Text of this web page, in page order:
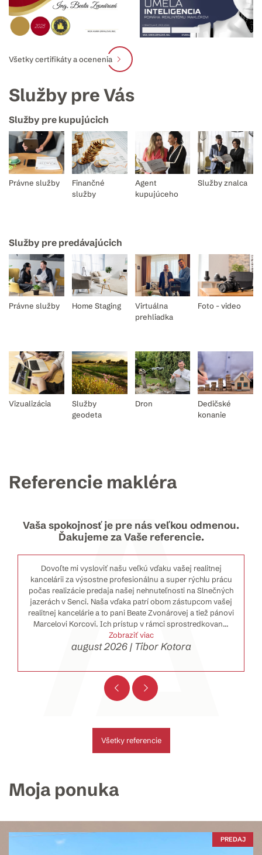
Všetky certifikáty a ocenenia
Služby pre Vás
Služby pre kupujúcich
Právne služby
Finančné
služby
Agent
kupujúceho
Služby znalca
Služby pre predávajúcich
Právne služby Home Staging
Virtuálna
prehliadka
Foto - video
Vizualizácia
Služby
geodeta
Dron
Dedičské
konanie
Referencie makléra
Vaša spokojnosť je pre nás veľkou odmenou.
Ďakujeme za Vaše referencie.
Dovoľte mi vysloviť našu veľkú vďaku vašej realitnej
kancelárii za výsostne profesionálnu a super rýchlu prácu
počas realizácie predaja našej nehnuteľnosti na Slnečných
jazerách v Senci. Naša vďaka patrí obom zástupcom vašej
realitnej kancelárie a to pani Beate Zvonárovej a tiež pánovi
Marcelovi Korcovi. Ich prístup v rámci sprostredkovan...
Zobraziť viac
august 2026 | Tibor Kotora
Všetky referencie
Moja ponuka
PREDAJ